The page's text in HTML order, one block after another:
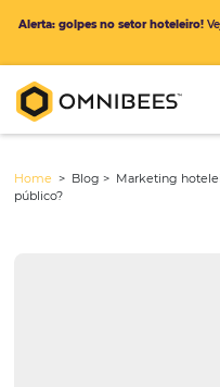
Alerta: golpes no setor